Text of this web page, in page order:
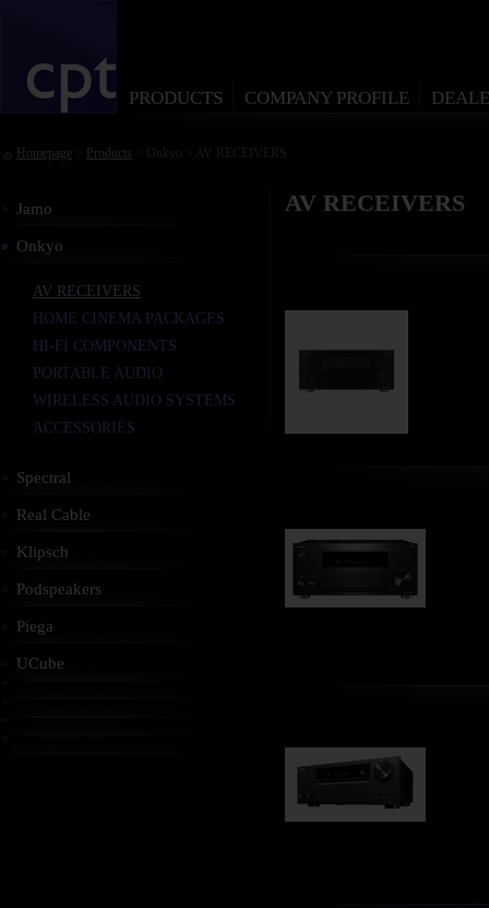
PRODUCTS COMPANY PROFILE
Homepage Products > Onkyo > AV RECEIVERS
Jamo
Onkyo
AV RECEIVERS
HOME CINEMA PACKAGES
HI-FI COMPONENTS
PORTABLE AUDIO
WIRELESS AUDIO SYSTEMS
ACCESSORIES
Spectral
Real Cable
Klipsch
Podspeakers
Piega
UCube
AV RECEIVERS